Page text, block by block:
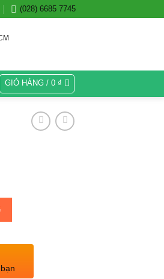
(028) 6685 7745
GIỎ HÀNG / 0 ₫